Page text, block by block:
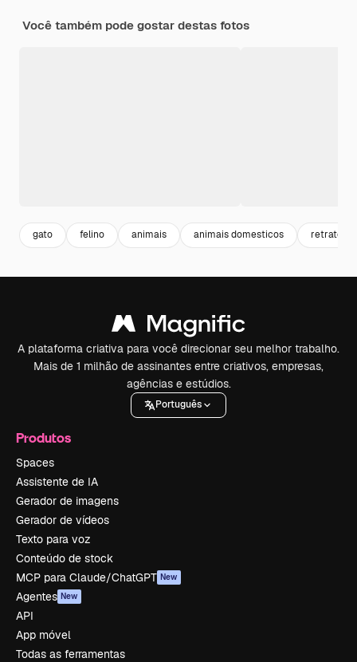
Você também pode gostar destas fotos
gato felino animais animais domesticos retrato
A plataforma criativa para você direcionar seu melhor trabalho.
Mais de 1 milhão de assinantes entre criativos, empresas,
agências e estúdios.
Português
Produtos
Spaces
Assistente de IA
Gerador de imagens
Gerador de vídeos
Texto para voz
Conteúdo de stock
MCP para Claude/ChatGPT New
Agentes New
API
App móvel
Todas as ferramentas